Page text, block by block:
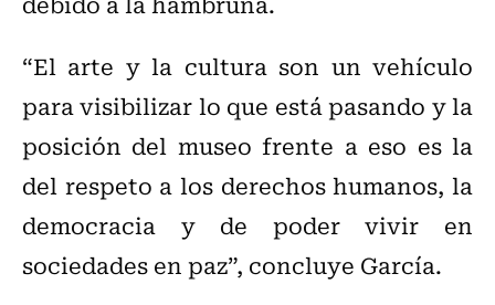
“El arte y la cultura son un vehículo
para visibilizar lo que está pasando y la
posición del museo frente a eso es la
del respeto a los derechos humanos, la
democracia y de poder vivir en
sociedades en paz”, concluye García.